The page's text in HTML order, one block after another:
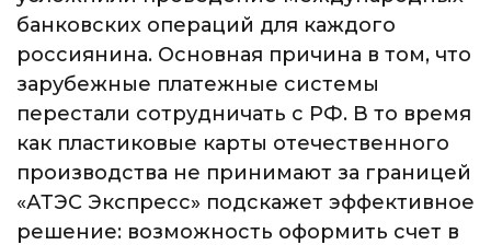
банковских операций для каждого
россиянина. Основная причина в том, что
зарубежные платежные системы
перестали сотрудничать с РФ. В то время
как пластиковые карты отечественного
производства не принимают за границей
«АТЭС Экспресс» подскажет эффективное
решение: возможность оформить счет в